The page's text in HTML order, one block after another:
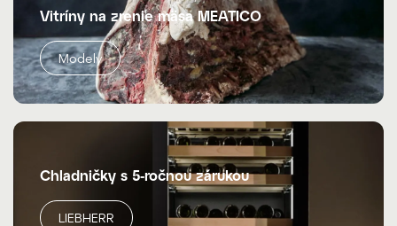
Vitríny na zrenie mäsa MEATICO
Modely
Chladničky s 5-ročnou zárukou
LIEBHERR